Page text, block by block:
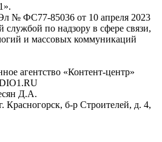
№ ФС77-85036 от 10 апреля 2023
службой по надзору в сфере связи,
и массовых коммуникаций
агентство «Контент-центр»
Д.А.
Красногорск, б-р Строителей, д. 4,